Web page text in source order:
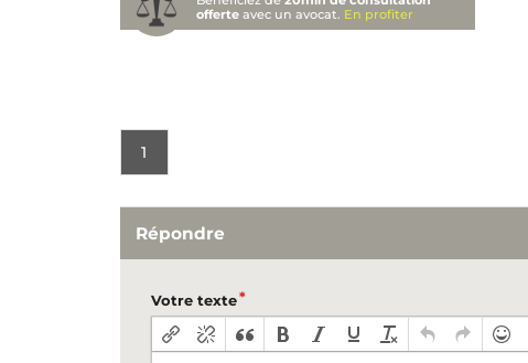
offerte avec un avocat. En profiter
1
Répondre
Votre texte